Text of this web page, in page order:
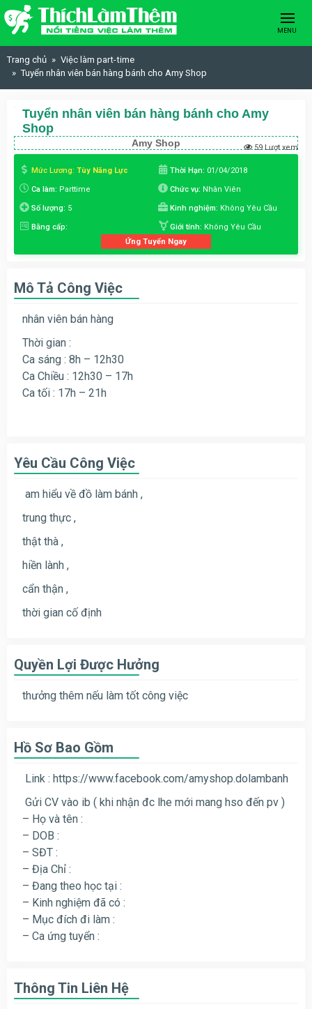
Skip to content
MENU
Trang chủ
Việc làm part-time
Tuyển nhân viên bán hàng bánh cho Amy Shop
Tuyển nhân viên bán hàng bánh cho Amy
Shop
Amy Shop 59 Lượt xem
Mức Lương: Tùy Năng Lực Thời Hạn: 01/04/2018
Ca làm: Parttime Chức vụ: Nhân Viên
Số lượng: 5 Kinh nghiệm: Không Yêu Cầu
Bằng cấp: Giới tính: Không Yêu Cầu
Ứng Tuyển Ngay
Mô Tả Công Việc
nhân viên bán hàng
Thời gian :
Ca sáng : 8h – 12h30
Ca Chiều : 12h30 – 17h
Ca tối : 17h – 21h
Yêu Cầu Công Việc
am hiểu về đồ làm bánh ,
trung thực ,
thật thà ,
hiền lành ,
cẩn thận ,
thời gian cố định
Quyền Lợi Được Hưởng
thưởng thêm nếu làm tốt công việc
Hồ Sơ Bao Gồm
Link : https://www.facebook.com/amyshop.dolambanh
Gửi CV vào ib ( khi nhận đc lhe mới mang hso đến pv )
– Họ và tên :
– DOB :
– SĐT :
– Địa Chỉ :
– Đang theo học tại :
– Kinh nghiệm đã có :
– Mục đích đi làm :
– Ca ứng tuyển :
Thông Tin Liên Hệ